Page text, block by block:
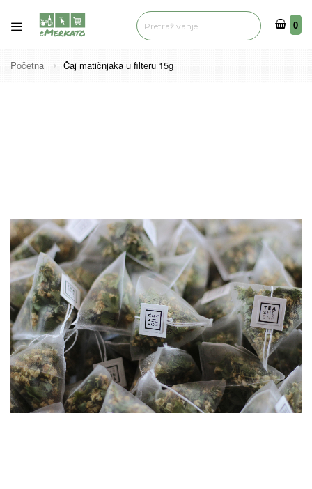
00
Početna Čaj matičnjaka u filteru 15g